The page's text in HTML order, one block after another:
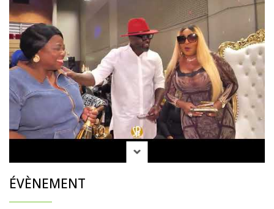
ÉVÈNEMENT